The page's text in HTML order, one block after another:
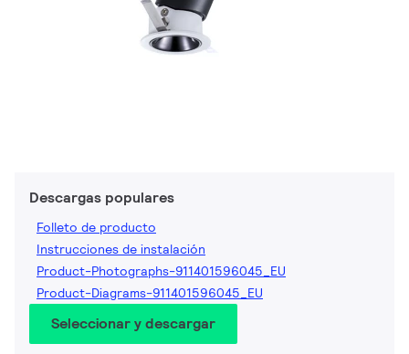
Descargas populares
Folleto de producto
Instrucciones de instalación
Product-Photographs-911401596045_EU
Product-Diagrams-911401596045_EU
Seleccionar y descargar